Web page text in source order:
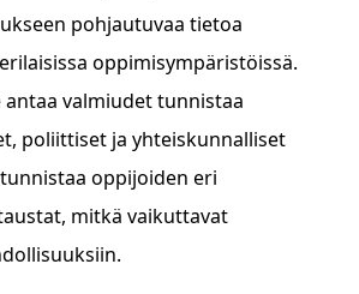
pohjautuvaa tietoa
oppimisympäristöissä.
valmiudet tunnistaa
poliittiset ja yhteiskunnalliset
oppijoiden eri
mitkä vaikuttavat